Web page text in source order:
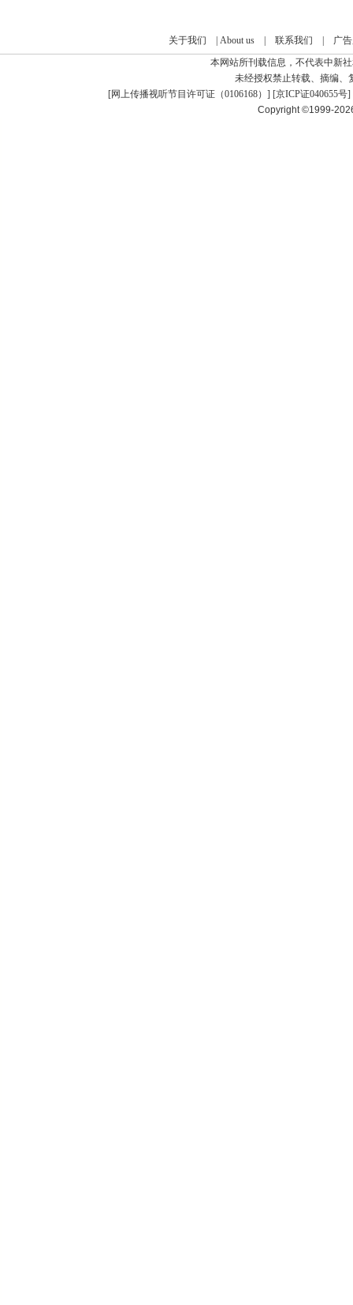
关于我们 About us| 联系我们
广
本网站所刊载信息，不代表中新
未经授权禁止转载、摘编、
[网上传播视听节目许可证（0106168） ] [京ICP证040655号]
Copyright ©1999-